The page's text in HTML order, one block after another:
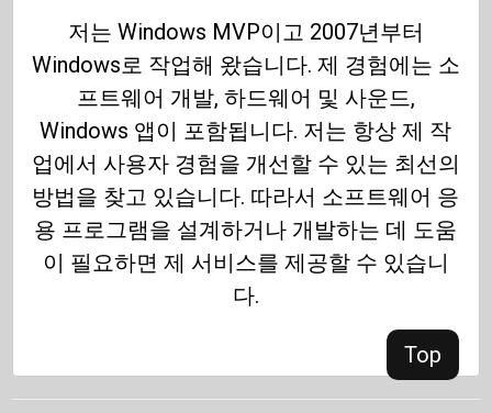
Top
저는 Windows MVP이고 2007년부터
Windows로 작업해 왔습니다. 제 경험에는 소
프트웨어 개발, 하드웨어 및 사운드,
Windows 앱이 포함됩니다. 저는 항상 제 작
업에서 사용자 경험을 개선할 수 있는 최선의
방법을 찾고 있습니다. 따라서 소프트웨어 응
용 프로그램을 설계하거나 개발하는 데 도움
이 필요하면 제 서비스를 제공할 수 있습니
다.